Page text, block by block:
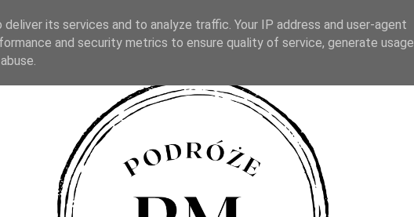
its services and to analyze traffic. Your IP address and user-agent
and security metrics to ensure quality of service, generate usage